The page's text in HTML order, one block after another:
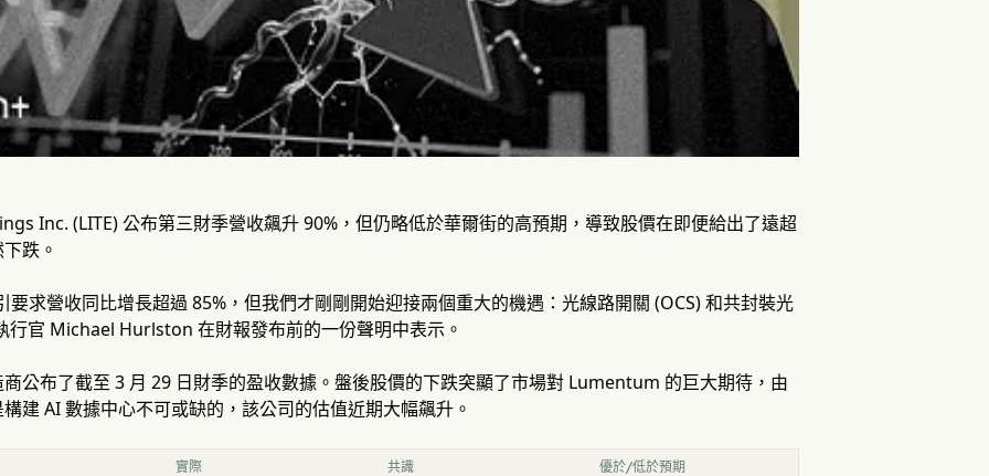
Inc. (LITE) 公布第三財季營收飆升 90%，但仍略低於華爾街的高預期，導致股價在即便給出了遠超
跌。
要求營收同比增長超過 85%，但我們才剛剛開始迎接兩個重大的機遇：光線路開關 (OCS) 和共封裝光
行官 Michael Hurlston 在財報發布前的一份聲明中表示。
公布了截至 3 月 29 日財季的盈收數據。盤後股價的下跌突顯了市場對 Lumentum 的巨大期待，由
建 AI 數據中心不可或缺的，該公司的估值近期大幅飆升。
實際 共識 優於/低於預期